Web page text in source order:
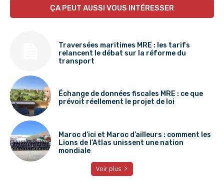
ÇA PEUT AUSSI VOUS INTÉRESSER
Traversées maritimes MRE : les tarifs
relancent le débat sur la réforme du
transport
Échange de données fiscales MRE : ce que
prévoit réellement le projet de loi
Maroc d’ici et Maroc d’ailleurs : comment les
Lions de l’Atlas unissent une nation
mondiale
Voir plus